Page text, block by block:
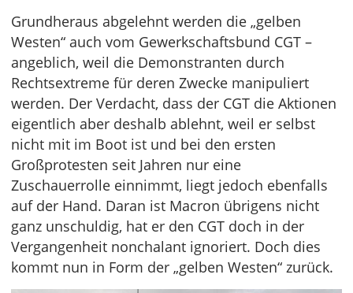
Grundheraus abgelehnt werden die „gelben
Westen“ auch vom Gewerkschaftsbund CGT –
angeblich, weil die Demonstranten durch
Rechtsextreme für deren Zwecke manipuliert
werden. Der Verdacht, dass der CGT die Aktionen
eigentlich aber deshalb ablehnt, weil er selbst
nicht mit im Boot ist und bei den ersten
Großprotesten seit Jahren nur eine
Zuschauerrolle einnimmt, liegt jedoch ebenfalls
auf der Hand. Daran ist Macron übrigens nicht
ganz unschuldig, hat er den CGT doch in der
Vergangenheit nonchalant ignoriert. Doch dies
kommt nun in Form der „gelben Westen“ zurück.